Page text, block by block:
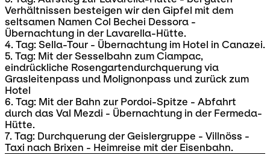
Verhältnissen besteigen wir den Gipfel mit dem
seltsamen Namen Col Bechei Dessora -
Übernachtung in der Lavarella-Hütte.
4. Tag: Sella-Tour - Übernachtung im Hotel in Canazei.
5. Tag: Mit der Sesselbahn zum Ciampac,
eindrückliche Rosengartendurchquerung via
Grasleitenpass und Molignonpass und zurück zum
Hotel
6. Tag: Mit der Bahn zur Pordoi-Spitze - Abfahrt
durch das Val Mezdi - Übernachtung in der Fermeda-
Hütte.
7. Tag: Durchquerung der Geislergruppe - Villnöss -
Taxi nach Brixen - Heimreise mit der Eisenbahn.